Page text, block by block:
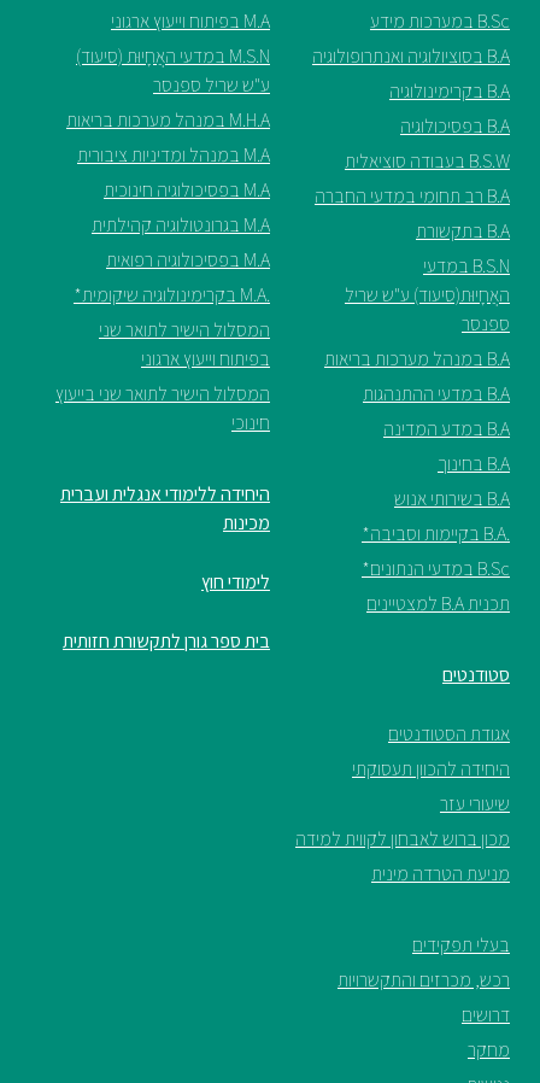
B.Sc במערכות מידע
B.A בסוציולוגיה ואנתרופולוגיה
B.A בקרימינולוגיה
B.A בפסיכולוגיה
B.S.W בעבודה סוציאלית
B.A רב תחומי במדעי החברה
B.A בתקשורת
B.S.N במדעי
האֲחָיוּת(סיעוד) ע"ש שריל
ספנסר
B.A במנהל מערכות בריאות
B.A במדעי ההתנהגות
B.A במדע המדינה
B.A בחינוך
B.A בשירותי אנוש
.B.A בקיימות וסביבה*
B.Sc במדעי הנתונים*
תכנית B.A למצטיינים
M.A בפיתוח וייעוץ ארגוני
M.S.N במדעי האֲחָיוּת (סיעוד)
ע"ש שריל ספנסר
M.H.A במנהל מערכות בריאות
M.A במנהל ומדיניות ציבורית
M.A בפסיכולוגיה חינוכית
M.A בגרונטולוגיה קהילתית
M.A בפסיכולוגיה רפואית
.M.A בקרימינולוגיה שיקומית*
המסלול הישיר לתואר שני
בפיתוח וייעוץ ארגוני
המסלול הישיר לתואר שני בייעוץ
חינוכי
היחידה ללימודי אנגלית ועברית
מכינות
לימודי חוץ
בית ספר גורן לתקשורת חזותית
סטודנטים
אגודת הסטודנטים
היחידה להכוון תעסוקתי
שיעורי עזר
מכון ברוש לאבחון לקווית למידה
מניעת הטרדה מינית
בעלי תפקידים
רכש, מכרזים והתקשרויות
דרושים
מחקר